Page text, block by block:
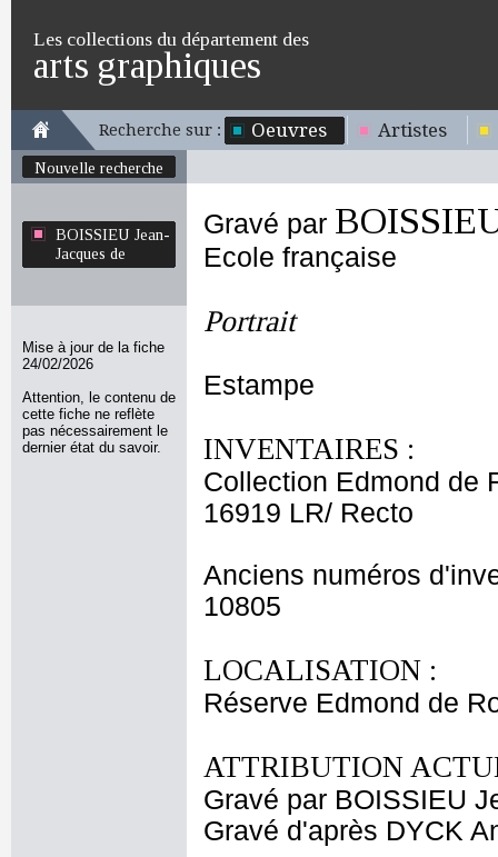
Les collections du département des
arts graphiques
Recherche sur : Oeuvres Artistes
Nouvelle recherche
BOISSIEU Jean-
Jacques de
Mise à jour de la fiche
24/02/2026
Attention, le contenu de
cette fiche ne reflète
pas nécessairement le
dernier état du savoir.
Gravé par
Ecole française
Portrait
Estampe
INVENTAIRES :
Collection Edmond de
16919 LR/ Recto
Anciens numéros
10805
LOCALISATION :
Réserve Edmond de
ATTRIBUTION
Gravé par BOISSIEU
Gravé d'après DYCK